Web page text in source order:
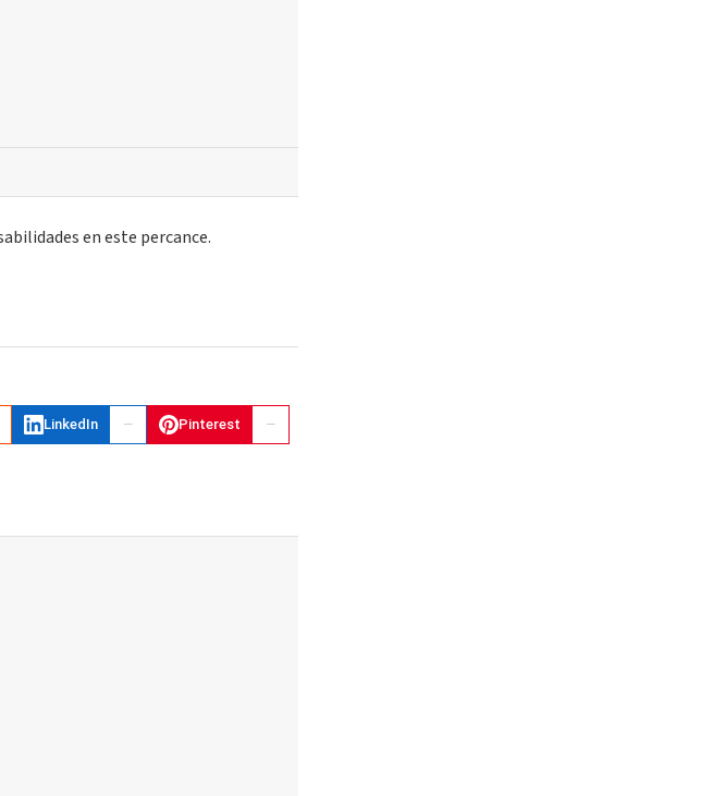
en este percance.
LinkedIn Pinterest